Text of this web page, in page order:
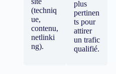
(techniq
ue,
contenu,
netlinki
ng).
plus
pertinen
ts pour
attirer
un trafic
qualifié.